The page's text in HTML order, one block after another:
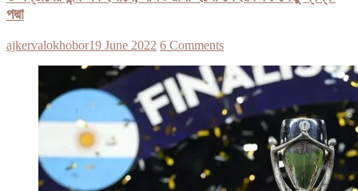
পদ্মা
ajkervalokhobor19 June 2022 6 Comments